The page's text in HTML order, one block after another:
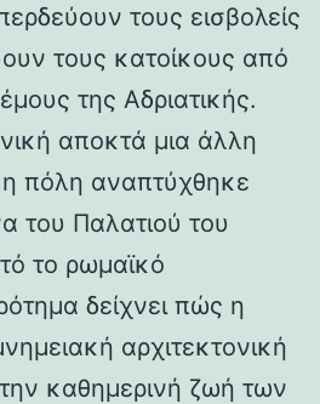
τους εισβολείς
τους κατοίκους από
της Αδριατικής.
αποκτά μια άλλη
πόλη αναπτύχθηκε
του Παλατιού του
το ρωμαϊκό
δείχνει πώς η
αρχιτεκτονική
καθημερινή ζωή των